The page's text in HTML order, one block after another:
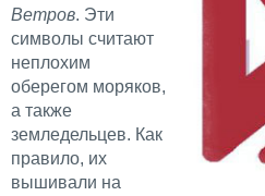
Ветров. Эти
символы считают
неплохим
оберегом моряков,
а также
земледельцев. Как
правило, их
вышивали на